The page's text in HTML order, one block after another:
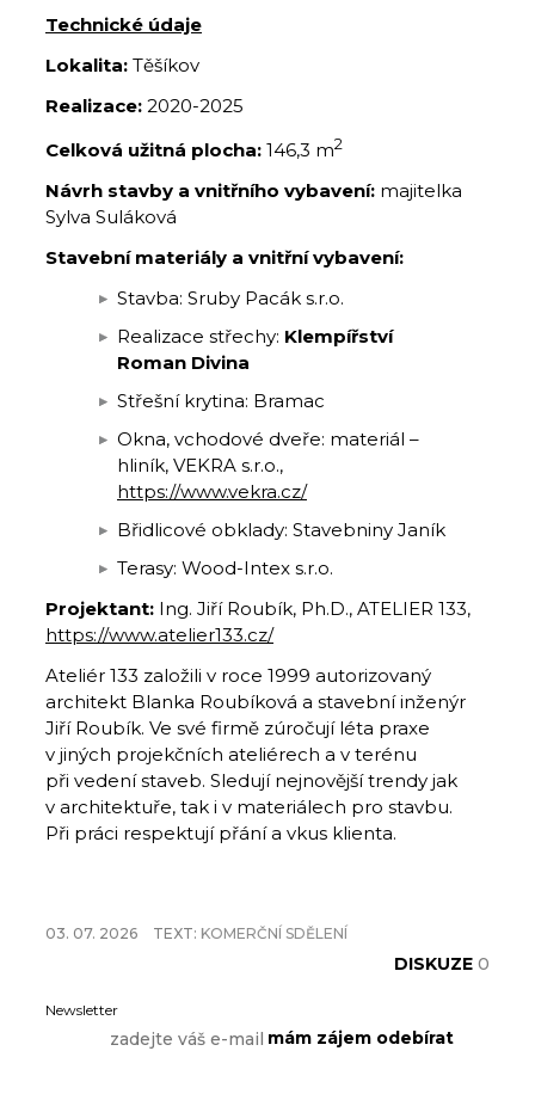
Technické údaje
Lokalita: Těšíkov
Realizace: 2020-2025
Celková užitná plocha: 146,3 m2
Návrh stavby a vnitřního vybavení: majitelka
Sylva Suláková
Stavební materiály a vnitřní vybavení:
Stavba: Sruby Pacák s.r.o.
Realizace střechy: Klempířství
Roman Divina
Střešní krytina: Bramac
Okna, vchodové dveře: materiál –
hliník, VEKRA s.r.o.,
https://www.vekra.cz/
Břidlicové obklady: Stavebniny Janík
Terasy: Wood-Intex s.r.o.
Projektant: Ing. Jiří Roubík, Ph.D., ATELIER 133,
https://www.atelier133.cz/
Ateliér 133 založili v roce 1999 autorizovaný
architekt Blanka Roubíková a stavební inženýr
Jiří Roubík. Ve své firmě zúročují léta praxe
v jiných projekčních ateliérech a v terénu
při vedení staveb. Sledují nejnovější trendy jak
v architektuře, tak i v materiálech pro stavbu.
Při práci respektují přání a vkus klienta.
03. 07. 2026 TEXT: KOMERČNÍ SDĚLENÍ
DISKUZE 0
Newsletter